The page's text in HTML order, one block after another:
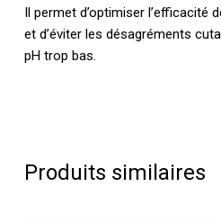
Il permet d’optimiser l’efficacité
et d’éviter les désagréments
pH trop bas.
Produits similaires